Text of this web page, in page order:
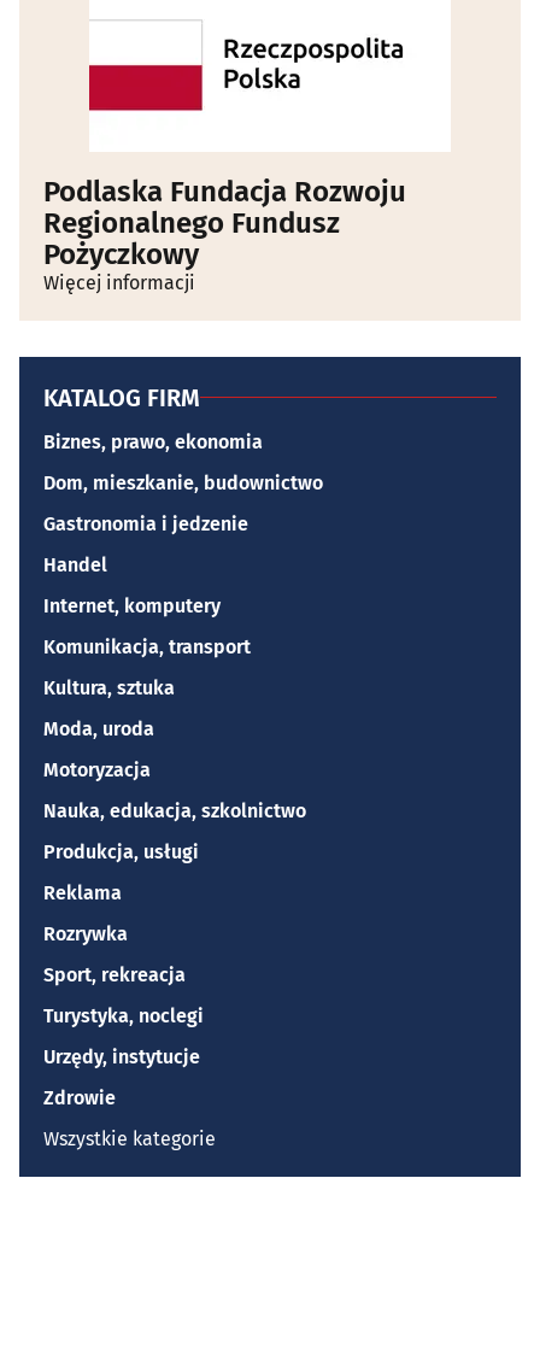
Podlaska Fundacja Rozwoju
Regionalnego Fundusz
Pożyczkowy
Więcej informacji
KATALOG FIRM
Biznes, prawo, ekonomia
Dom, mieszkanie, budownictwo
Gastronomia i jedzenie
Handel
Internet, komputery
Komunikacja, transport
Kultura, sztuka
Moda, uroda
Motoryzacja
Nauka, edukacja, szkolnictwo
Produkcja, usługi
Reklama
Rozrywka
Sport, rekreacja
Turystyka, noclegi
Urzędy, instytucje
Zdrowie
Wszystkie kategorie